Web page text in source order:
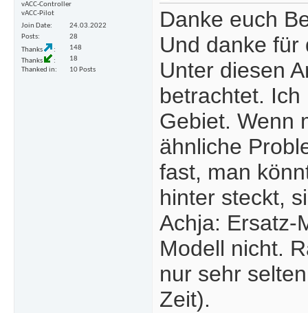
vACC-Controller
vACC-Pilot
Join Date
24.03.2022
Posts
28
Thanks
148
Thanks
18
Thanked in
10 Posts
Danke euch
Und danke für
Unter diesen
betrachtet.
Gebiet. Wenn
ähnliche
fast, man
hinter steckt,
Achja: Ersatz-
Modell nicht.
nur sehr
Zeit).